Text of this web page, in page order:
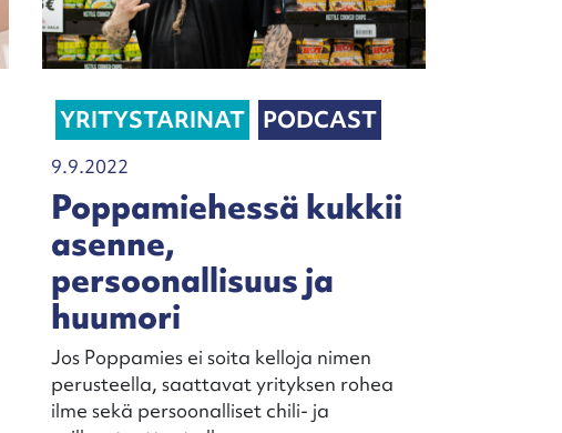
YRITYSTARINAT PODCAST
9.9.2022
Poppamiehessä kukkii
asenne,
persoonallisuus ja
huumori
Jos Poppamies ei soita kelloja nimen
perusteella, saattavat yrityksen rohea
ilme sekä persoonalliset chili- ja